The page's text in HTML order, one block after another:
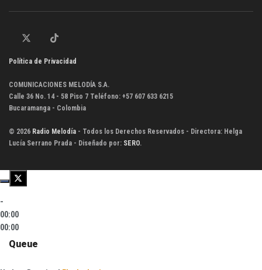
Política de Privacidad
COMUNICACIONES MELODÍA S.A.
Calle 36 No. 14 - 58 Piso 7 Teléfono: +57 607 633 6215
Bucaramanga - Colombia
© 2026 Radio Melodía - Todos los Derechos Reservados - Directora: Helga
Lucía Serrano Prada - Diseñado por: SERO.
-
00:00
00:00
Queue